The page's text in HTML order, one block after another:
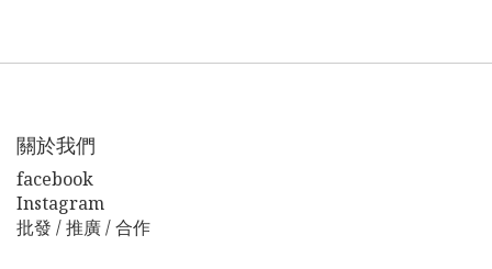
關於我們
facebook
Instagram
批發 / 推廣 / 合作